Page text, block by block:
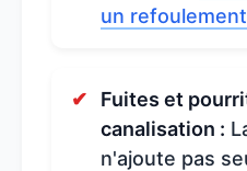
un
Fuites et
canalisation :
n'ajoute pas